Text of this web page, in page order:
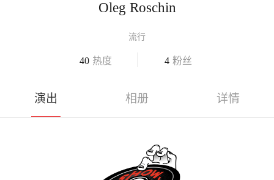
Oleg Roschin
流行
40 热度 4 粉丝
演出 相册 详情